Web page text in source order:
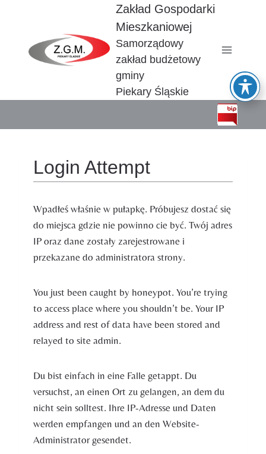
Zakład Gospodarki
Mieszkaniowej
Samorządowy
zakład budżetowy
gminy
Piekary Śląskie
Login Attempt
Wpadłeś właśnie w pułapkę. Próbujesz dostać się
do miejsca gdzie nie powinno cie być. Twój adres
IP oraz dane zostały zarejestrowane i
przekazane do administratora strony.
You just been caught by honeypot. You’re trying
to access place where you shouldn’t be. Your IP
address and rest of data have been stored and
relayed to site admin.
Du bist einfach in eine Falle getappt. Du
versuchst, an einen Ort zu gelangen, an dem du
nicht sein solltest. Ihre IP-Adresse und Daten
werden empfangen und an den Website-
Administrator gesendet.